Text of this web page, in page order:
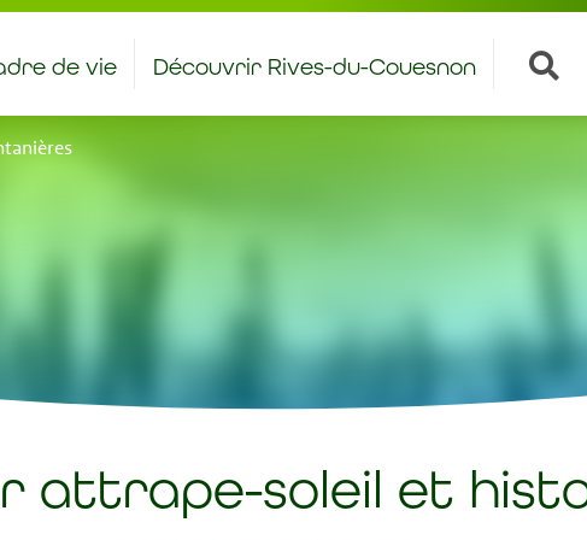
de vie Découvrir Rives-du-Couesnon
attrape-soleil et